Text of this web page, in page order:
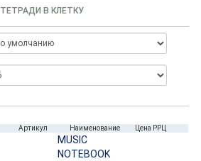
ТЕТРАДИ В КЛЕТКУ
Артикул Наименование Цена РРЦ
MUSIC
NOTEBOOK